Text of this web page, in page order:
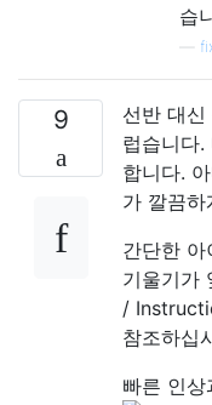
습
9
선반 대
럽습니다
합니다.
가 깔끔
간단한
기울기가
/
참조하십
빠른 인